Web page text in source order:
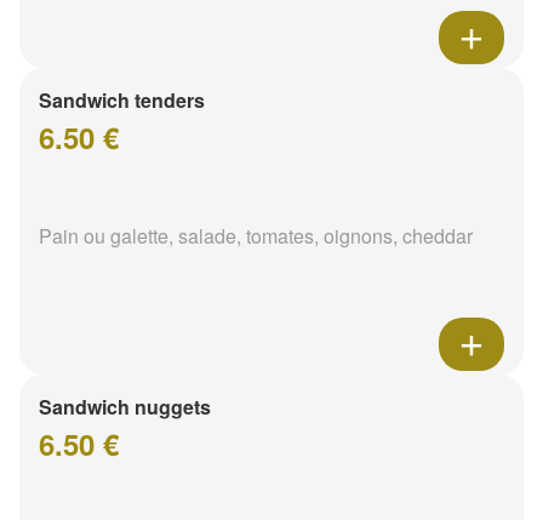
Sandwich tenders
6.50 €
Pain ou galette, salade, tomates, oignons, cheddar
Sandwich nuggets
6.50 €